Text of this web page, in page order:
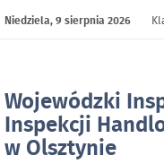
Wojewódzki
Inspekcji
w Olsztynie
Niedziela,9 sierpnia 2026